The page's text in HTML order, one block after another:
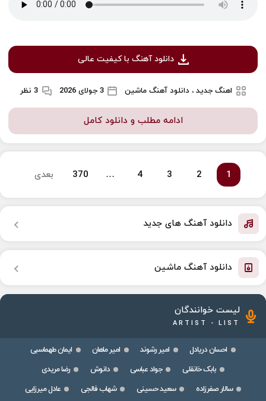
دانلود آهنگ با کیفیت عالی
اهنگ جدید ، دانلود آهنگ ماشین 3 جولای 2026 3 نظر
ادامه مطلب و دانلود کامل
1
2
3
4
…
370 بعدی
دانلود آهنگ های جدید
دانلود آهنگ ماشین
لیست خوانندگان
ARTIST - LIST
احسان دریادل امیر رشوند امیر ماهان
ایمان طهماسبی
بابک خانقلی
جواد عباسی دانوش
رضا مریدی
سالار صفرزاده
سعید حسینی شهاب فالجی
عادل میرزایی